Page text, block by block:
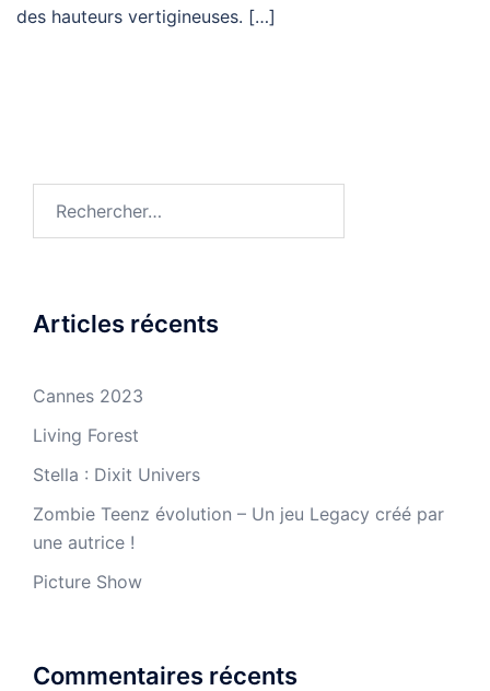
des hauteurs vertigineuses. […]
Articles récents
Cannes 2023
Living Forest
Stella : Dixit Univers
Zombie Teenz évolution – Un jeu Legacy créé par
une autrice !
Picture Show
Commentaires récents